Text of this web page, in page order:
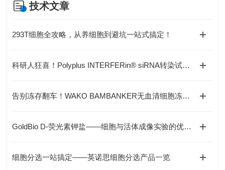
技术文章
293T细胞全攻略，从养细胞到避坑一站式搞定！
科研人狂喜！Polyplus INTERFERin® siRNA转染试剂——1nM搞定高效基因沉默
告别冻存翻车！WAKO BAMBANKER无血清细胞冻存液——细胞的“专属保温舱“
GoldBio D-荧光素钾盐——细胞与活体成像实验的优选底物
细胞分选一站搞定——英诺思细胞分选产品一览